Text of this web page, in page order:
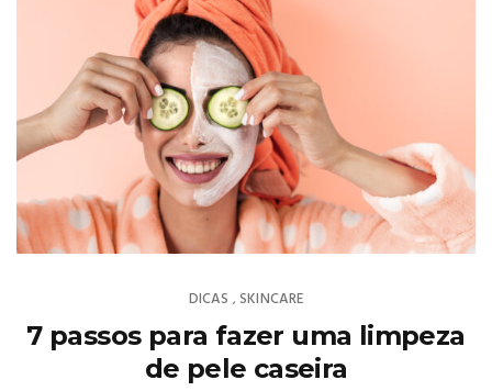
DICAS ,SKINCARE
7 passos para fazer uma limpeza
de pele caseira